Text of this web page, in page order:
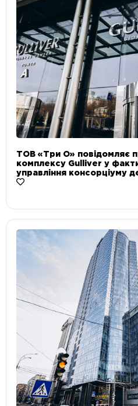
ТОВ «Три О» повідомляє
комплексу Gulliver у
управління консорціуму